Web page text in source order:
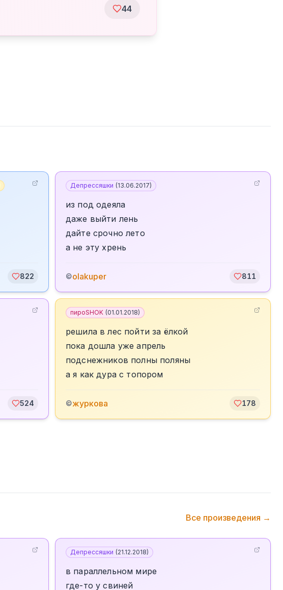
44
822
Депрессяшки (13.06.2017)
из под одеяла
даже выйти лень
дайте срочно лето
а не эту хрень
©olakuper 811
524
пироSHOK (01.01.2018)
решила в лес пойти за ёлкой
пока дошла уже апрель
подснежников полны поляны
а я как дура с топором
©журкова 178
Все произведения →
Депрессяшки (21.12.2018)
в параллельном мире
где-то у свиней